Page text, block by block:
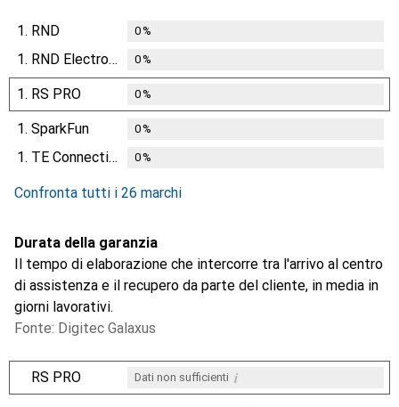
1. RND 0%
1. RND Electronics 0%
1. RS PRO 0%
1. SparkFun 0%
1. TE Connectivity 0%
Confronta tutti i 26 marchi
Durata della garanzia
Il tempo di elaborazione che intercorre tra l'arrivo al centro
di assistenza e il recupero da parte del cliente, in media in
giorni lavorativi.
Fonte: Digitec Galaxus
RS PRO Dati non sufficienti i